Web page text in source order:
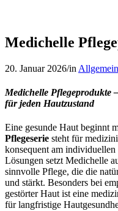
Medichelle
20. Januar 2026/in Allgemein
Medichelle Pflegeprodukte
für jeden Hautzustand
Eine gesunde Haut beginnt
Pflegeserie steht für
konsequent am
Lösungen setzt Medichelle
sinnvolle Pflege, die die
und stärkt. Besonders bei
gestörter Haut ist eine
für langfristige